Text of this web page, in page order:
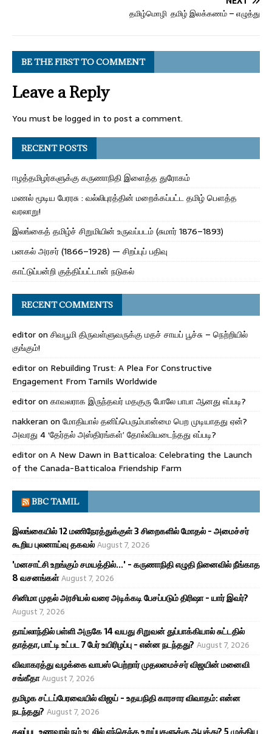
தமிழ்மொழி தமிழ் இலக்கணம் – எழுத்து
BE THE FIRST TO COMMENT
Leave a Reply
You must be logged in to post a comment.
RECENT POSTS
ஈழத்தமிழர்களுக்கு கருணாநிதி இளைத்த துரோகம்
மணல் மூடிய பேரரசு : வல்லிபுரத்தின் மறைக்கப்பட்ட தமிழ் பௌத்த
வரலாறு!
இலங்கைத் தமிழ்ச் சிறுமியின் உருவப்படம் (சுமார் 1876–1893)
பனகல் அரசர் (1866–1928) — சிறப்புப் பதிவு
காட்டுப்பன்றி குத்திப்பட்டான் நடுகல்
RECENT COMMENTS
editoron சிவபூமி திருவள்ளுவருக்கு மதச் சாயப் பூச்சு – நெற்றியில்
குங்கும்!
editoron Rebuilding Trust: A Plea For Constructive
Engagement From Tamils Worldwide
editoron காவலராக இருந்தவர் மதகுரு போலே பாபா ஆனது எப்படி?
nakkeran on மோதியால் தனிப்பெரும்பான்மை பெற முடியாதது ஏன்?
அவரது 4 ‘தேர்தல் அஸ்திரங்கள்’ தோல்வியடைந்தது எப்படி?
editoron A New Dawn in Batticaloa: Celebrating the Launch
of the Canada-Batticaloa Friendship Farm
BBC TAMIL
இலங்கையில் 12 மணிநேரத்துக்குள் 3 சிறைகளில் மோதல் - அமைச்சர்
கூறிய புலனாய்வு தகவல்August 7, 2026
'மனசாட்சி உறங்கும் சமயத்தில்...' - கருணாநிதி எழுதி நினைவில் நீங்காத
8 வசனங்கள்August 7, 2026
சினிமா முதல் அரசியல் வரை அடிக்கடி பேசப்படும் திரிஷா - யார் இவர்?
August 7, 2026
தாய்லாந்தில் பள்ளி அருகே 14 வயது சிறுவன் துப்பாக்கியால் சுட்டதில்
தாத்தா, பாட்டி உட்பட 7 பேர் உயிரிழப்பு - என்ன நடந்தது? August 7, 2026
விவாகரத்து வழக்கை வாபஸ் பெற்றார் முதலமைச்சர் விஜயின் மனைவி
சங்கீதாAugust 7, 2026
தமிழக சட்டப்பேரவையில் விஜய் - உதயநிதி காரசார விவாதம்: என்ன
நடந்தது? August 7, 2026